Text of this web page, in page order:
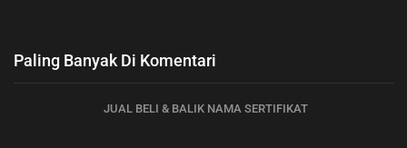
Paling Banyak Di Komentari
JUAL BELI & BALIK NAMA SERTIFIKAT